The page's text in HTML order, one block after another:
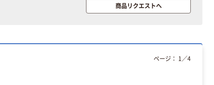
商品リクエストへ
ページ： 1 ／4